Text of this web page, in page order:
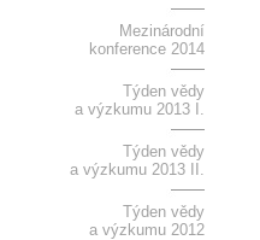
Mezinárodní
konference 2014
Týden vědy
a výzkumu 2013 I.
Týden vědy
a výzkumu 2013 II.
Týden vědy
a výzkumu 2012